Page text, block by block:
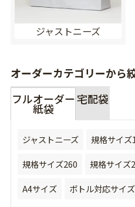
ジャストニーズ
オーダーカテゴリーから
フルオーダー
紙袋
宅配袋
ジャストニーズ 規格サイズ
規格サイズ260
規格サイズ
A4サイズ
ボトル対応サイズ